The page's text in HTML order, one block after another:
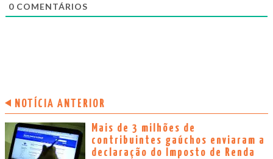
0 COMENTÁRIOS
NOTÍCIA ANTERIOR
Mais de 3 milhões de
contribuintes gaúchos enviaram a
declaração do Imposto de Renda